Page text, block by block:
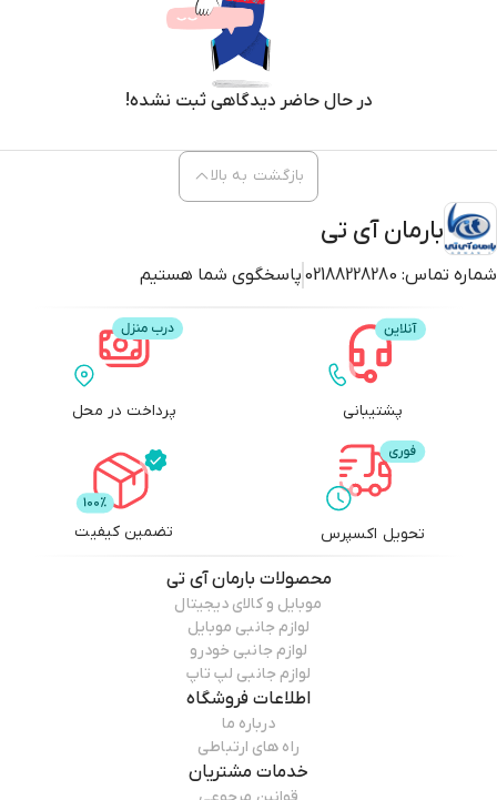
در حال حاضر دیدگاهی ثبت نشده!
بارمان آی تی
شماره تماس: 02188228280 پاسخگوی شما هستیم
بازگشت به بالا
پشتیبانی پرداخت در محل
تحویل اکسپرس تضمین کیفیت
محصولات بارمان آی تی
موبایل و کالای دیجیتال
لوازم جانبی موبایل
لوازم جانبی خودرو
لوازم جانبی لپ تاپ
اطلاعات فروشگاه
درباره ما
راه های ارتباطی
خدمات مشتریان